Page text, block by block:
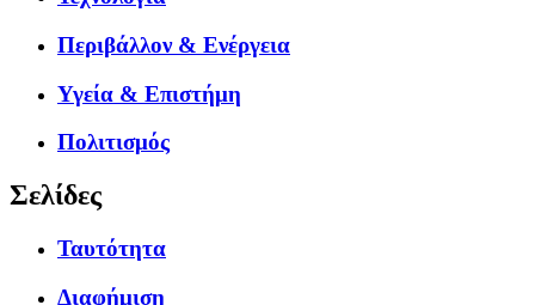
Περιβάλλον & Ενέργεια
Υγεία & Επιστήμη
Πολιτισμός
Σελίδες
Ταυτότητα
Διαφήμιση